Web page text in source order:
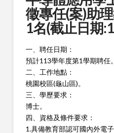
徵專任(案)助
1名(截止日期
一、聘任日期：
預計113學年度第1學期聘任。
二、工作地點：
桃園校區(龜山區)。
三、學歷要求：
博士。
四、資格及條件要求：
1.具備教育部認可國內外電